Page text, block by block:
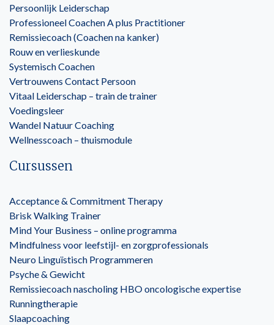
Persoonlijk Leiderschap
Professioneel Coachen A plus Practitioner
Remissiecoach (Coachen na kanker)
Rouw en verlieskunde
Systemisch Coachen
Vertrouwens Contact Persoon
Vitaal Leiderschap – train de trainer
Voedingsleer
Wandel Natuur Coaching
Wellnesscoach – thuismodule
Cursussen
Acceptance & Commitment Therapy
Brisk Walking Trainer
Mind Your Business – online programma
Mindfulness voor leefstijl- en zorgprofessionals
Neuro Linguïstisch Programmeren
Psyche & Gewicht
Remissiecoach nascholing HBO oncologische expertise
Runningtherapie
Slaapcoaching